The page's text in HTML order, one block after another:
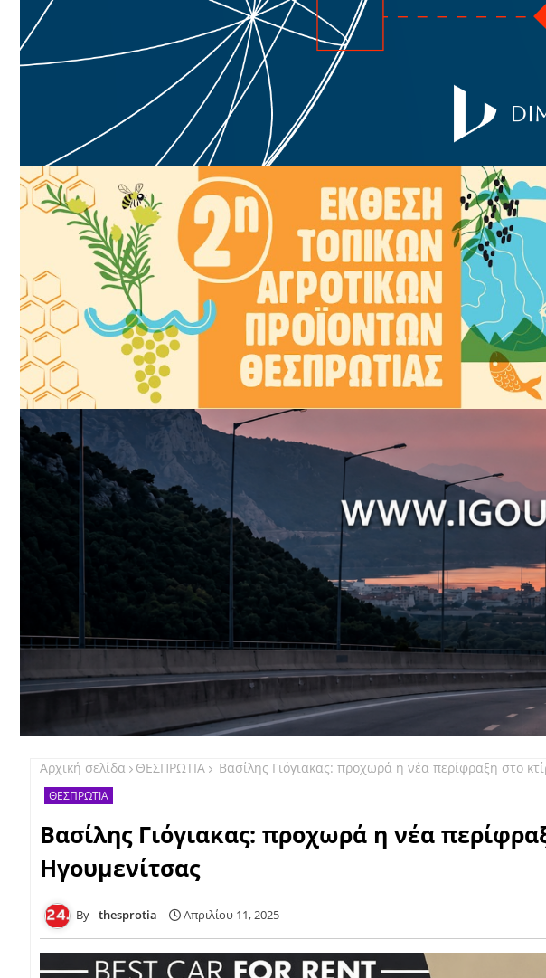
Αρχική σελίδα ΘΕΣΠΡΩΤΙΑ Βασίλης Γιόγιακας: προχωρά η νέα περίφραξη στο
ΘΕΣΠΡΩΤΙΑ
Βασίλης Γιόγιακας: προχωρά η νέα
Ηγουμενίτσας
thesprotia Απριλίου 11, 2025